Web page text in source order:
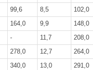
99,6 8,5 102,0
164,0 9,9 148,0
- 11,7 208,0
278,0 12,7 264,0
340,0 13,0 291,0